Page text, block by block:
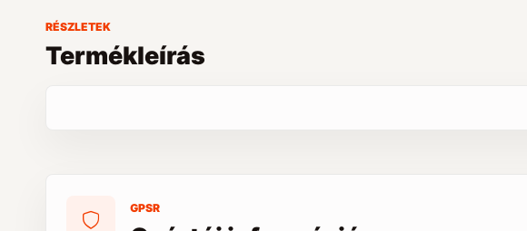
RÉSZLETEK
Termékleírás
GPSR